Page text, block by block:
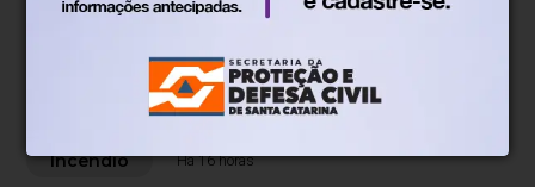
Incêndio Há 16 horas